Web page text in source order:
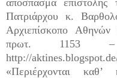
Πατριάρχου κ.
Αρχιεπίσκοπο
πρωτ. 1153
http://
«Περιέρχονται